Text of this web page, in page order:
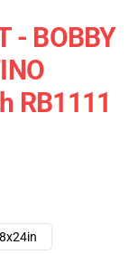
- BOBBY
RB1111